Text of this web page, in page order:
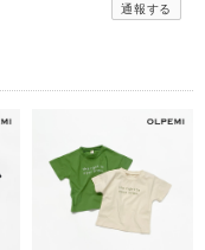
通報する